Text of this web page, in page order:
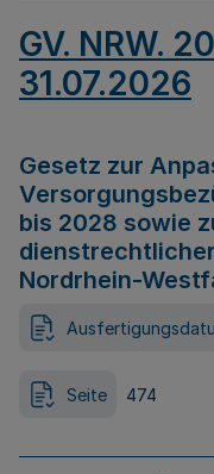
GV. NRW.
31.07.2026
Gesetz zur
bis 2028 sowie
Nordrhein-
Seite 474